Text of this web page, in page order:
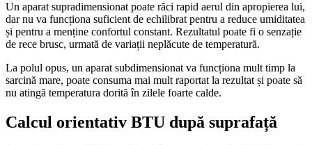
Un aparat supradimensionat poate răci rapid aerul din apropierea lui,
dar nu va funcționa suficient de echilibrat pentru a reduce umiditatea
și pentru a menține confortul constant. Rezultatul poate fi o senzație
de rece brusc, urmată de variații neplăcute de temperatură.
La polul opus, un aparat subdimensionat va funcționa mult timp la
sarcină mare, poate consuma mai mult raportat la rezultat și poate să
nu atingă temperatura dorită în zilele foarte calde.
Calcul orientativ BTU după suprafață